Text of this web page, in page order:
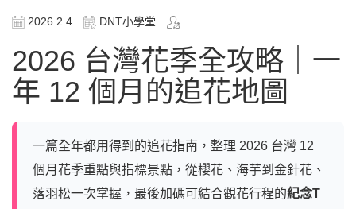
2026.2.4 DNT小學堂
2026 台灣花季全攻略｜一
年 12 個月的追花地圖
一篇全年都用得到的追花指南，整理 2026 台灣 12
個月花季重點與指標景點，從櫻花、海芋到金針花、
落羽松一次掌握，最後加碼可結合觀花行程的紀念T